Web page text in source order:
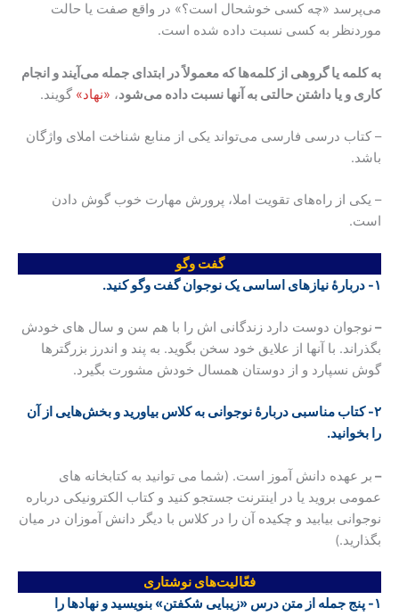
‌می‌پرسد «چه کسی خوشحال است؟» در واقع صفت یا حالت
موردنظر به کسی نسبت داده شده است.
به کلمه یا گروهی از کلمه‌ها که معمولاً در ابتدای جمله ‌می‌آیند و انجام
کاری و یا داشتن حالتی به آنها نسبت داده ‌می‌شود، «نهاد» گویند.
– کتاب درسی فارسی ‌می‌تواند یکی از منابع شناخت املای واژگان
باشد.
– یکی از راه‌های تقویت املا، پرورش مهارت خوب گوش دادن
است.
گفت وگو
۱- دربارهٔ نیازهای اساسی یک نوجوان گفت وگو کنید
.
– نوجوان دوست دارد زندگانی اش را با هم سن و سال های خودش
بگذراند. با آنها از علایق خود سخن بگوید. به پند و اندرز بزرگترها
گوش نسپارد و از دوستان همسال خودش مشورت بگیرد.
۲- کتاب مناسبی دربارهٔ نوجوانی به کلاس بیاورید و بخش‌هایی از آن
را بخوانید.
– بر عهده دانش آموز است. (شما می توانید به کتابخانه‌ های
عمومی بروید یا در اینترنت جستجو کنید و کتاب الکترونیکی درباره
نوجوانی بیابید و چکیده آن را در کلاس با دیگر دانش آموزان در میان
بگذارید.)
فعّالیت‌های نوشتاری
۱- پنج جمله از متن درس «زیبایی شکفتن» بنویسید و نهادها را